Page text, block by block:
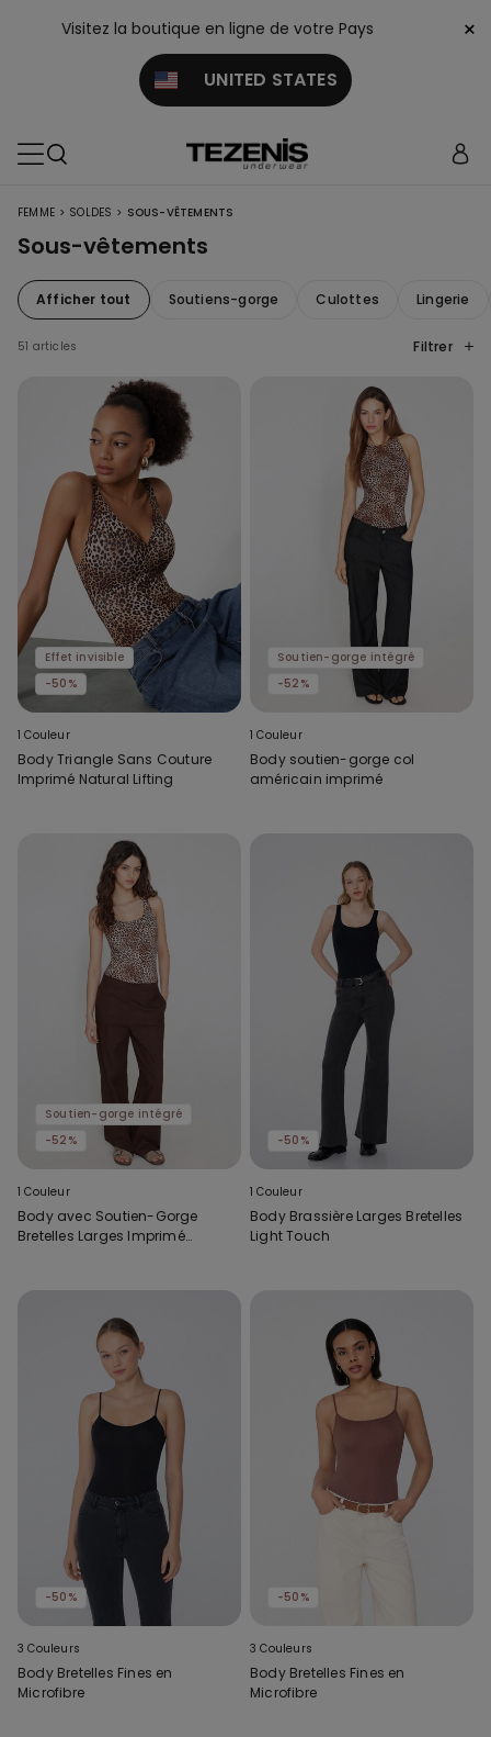
Visitez la boutique en ligne de votre Pays
UNITED STATES
×
FEMME > SOLDES > SOUS-VÊTEMENTS
Sous-vêtements
Afficher tout Soutiens-gorge Culottes Lingerie
51 articles Filtrer
Effet invisible
-50%
1 Couleur
Body Triangle Sans Couture
Imprimé Natural Lifting
Soutien-gorge intégré
-52%
1 Couleur
Body soutien-gorge col
américain imprimé
Soutien-gorge intégré
-52%
1 Couleur
Body avec Soutien-Gorge
Bretelles Larges Imprimé
-50%
1 Couleur
Body Brassière Larges Bretelles
Light Touch
-50%
3 Couleurs
Body Bretelles Fines en
Microfibre
-50%
3 Couleurs
Body Bretelles Fines en
Microfibre